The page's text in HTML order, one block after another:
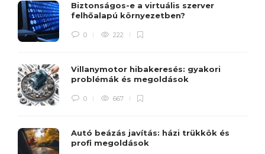
Biztonságos-e a virtuális szerver
felhőalapú környezetben?
0 222
Villanymotor hibakeresés: gyakori
problémák és megoldások
0 667
Autó beázás javítás: házi trükkök és
profi megoldások